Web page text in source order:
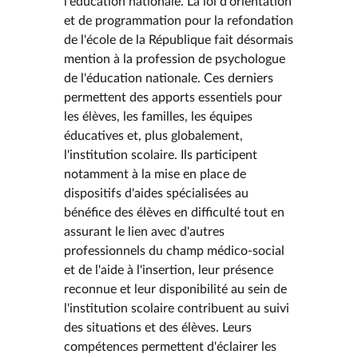
et de programmation pour la refondation
de l'école de la République fait désormais
mention à la profession de psychologue
de l'éducation nationale. Ces derniers
permettent des apports essentiels pour
les élèves, les familles, les équipes
éducatives et, plus globalement,
l'institution scolaire. Ils participent
notamment à la mise en place de
dispositifs d'aides spécialisées au
bénéfice des élèves en difficulté tout en
assurant le lien avec d'autres
professionnels du champ médico-social
et de l'aide à l'insertion, leur présence
reconnue et leur disponibilité au sein de
l'institution scolaire contribuent au suivi
des situations et des élèves. Leurs
compétences permettent d'éclairer les